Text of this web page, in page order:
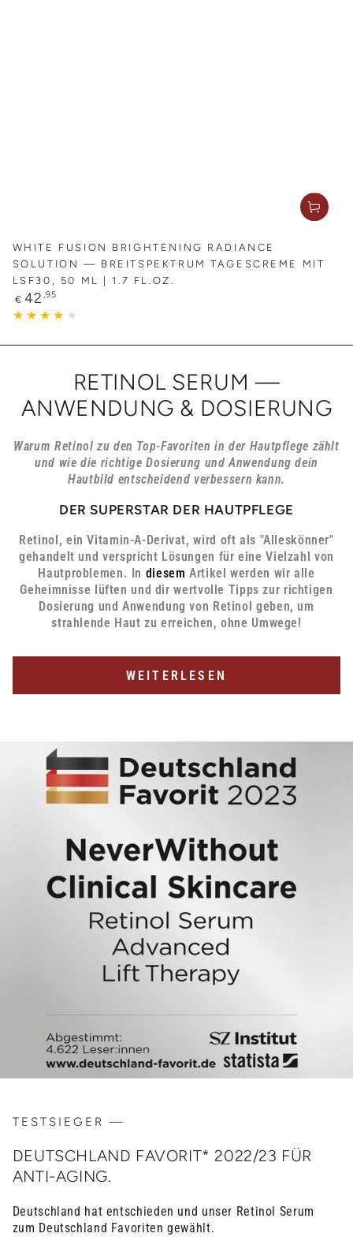
WHITE FUSION BRIGHTENING RADIANCE
SOLUTION — BREITSPEKTRUM TAGESCREME MIT
LSF30, 50 ML | 1.7 FL.OZ.
Regulärer
Preis
€ 42 ,95
RETINOL SERUM —
ANWENDUNG & DOSIERUNG
Warum Retinol zu den Top-Favoriten in der Hautpflege zählt
und wie die richtige Dosierung und Anwendung dein
Hautbild entscheidend verbessern kann.
DER SUPERSTAR DER HAUTPFLEGE
Retinol, ein Vitamin-A-Derivat, wird oft als "Alleskönner"
gehandelt und verspricht Lösungen für eine Vielzahl von
Hautproblemen. In diesemArtikel werden wir alle
Geheimnisse lüften und dir wertvolle Tipps zur richtigen
Dosierung und Anwendung von Retinol geben, um
strahlende Haut zu erreichen, ohne Umwege!
WEITERLESEN
TESTSIEGER —
DEUTSCHLAND FAVORIT* 2022/23 FÜR
ANTI-AGING.
Deutschland hat entschieden und unser Retinol Serum
zum Deutschland Favoriten gewählt.